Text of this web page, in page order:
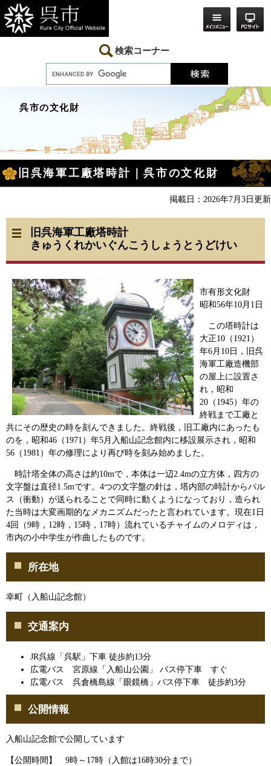
ー
ジ
の
ニ
ュ
ー
検索コーナー
呉市の文化財
文
旧呉海軍工廠塔時計｜呉市の文化財
掲載日：2026年7月3日更新
旧呉海軍工廠塔時計
きゅうくれかいぐんこうしょうとうどけい
市有形文化財
昭和56年10月1日
この塔時計は
大正10（1921）
年6月10日，旧呉
海軍工廠造機部
の屋上に設置さ
れ，昭和
20（1945）年の
終戦まで工廠と
共にその歴史の時を刻んできました。終戦後，旧工廠内にあったも
のを，昭和46（1971）年5月入船山記念館内に移設展示され，昭和
56（1981）年の修理により再び時を刻み始めました。
時計塔全体の高さは約10mで，本体は一辺2.4mの立方体，四方の
文字盤は直径1.5mです。4つの文字盤の針は，塔内部の時計からパル
ス（衝動）が送られることで同時に動くようになっており，造られ
た当時は大変画期的なメカニズムだったと言われています。現在1日
4回（9時，12時，15時，17時）流れているチャイムのメロディは，
市内の小中学生が作曲したものです。
所在地
幸町（入船山記念館）
交通案内
JR呉線「呉駅」下車 徒歩約13分
広電バス 宮原線「入船山公園」 バス停下車 すぐ
広電バス 呉倉橋島線「眼鏡橋」バス停下車 徒歩約3分
公開情報
入船山記念館で公開しています
【公開時間】 9時～17時（入館は16時30分まで）